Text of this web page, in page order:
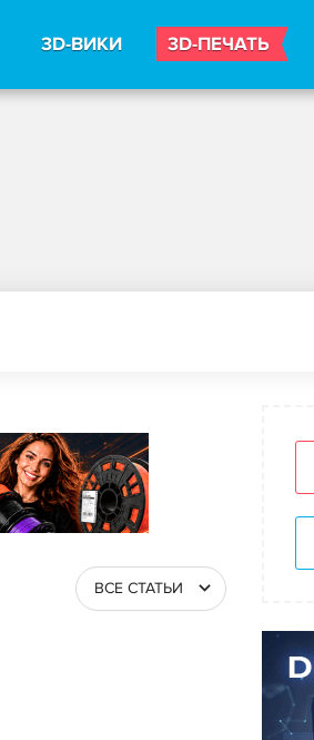
3D-ВИКИ 3D-ПЕЧАТЬ
ВСЕ СТАТЬИ